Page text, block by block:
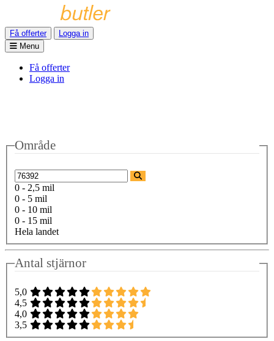
Få offerter
Logga in
Menu
Få offerter
Logga in
Område
0 - 2,5 mil
0 - 5 mil
0 - 10 mil
0 - 15 mil
Hela landet
Antal stjärnor
5,0
4,5
4,0
3,5